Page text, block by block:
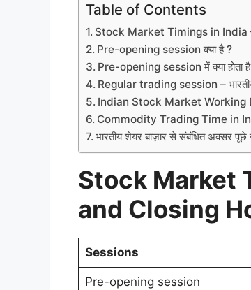
Table of Contents
Stock Market Timings in India
Pre-opening session क्या है ?
Pre-opening session में क्या होता
Regular trading session –
Indian Stock Market Working
Commodity Trading Time in India
भारतीय शेयर बाज़ार से संबंधित अक्सर पूछे
Stock Market
and Closing
Sessions
Pre-opening session